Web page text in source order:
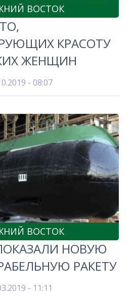
ВОСТОК
КРАСОТУ
ЖЕНЩИН
- 08:07
ВОСТОК
НОВУЮ
РАКЕТУ
- 11:11